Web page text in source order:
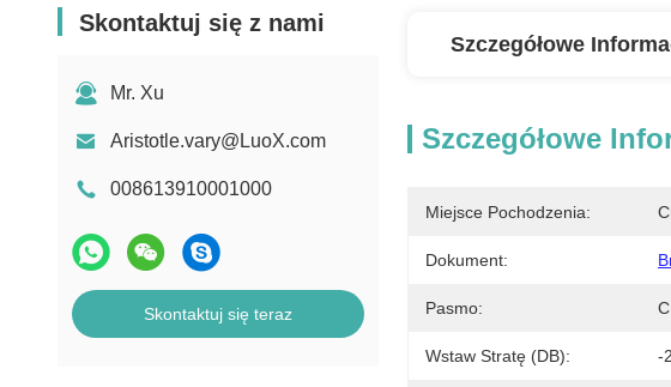
Skontaktuj się z nami
Mr. Xu
Aristotle.vary@LuoX.com
008613910001000
Skontaktuj się teraz
Szczegółowe
Szczegółowe
Miejsce Pochodzenia:
Dokument:
Pasmo: C
Wstaw Stratę (DB): -